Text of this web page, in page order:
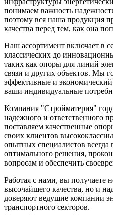
понимаем важность
поэтому вся наша продукция
качества перед тем, как она
Наш ассортимент включает в
классических до
таких как опоры для линий
связи и других объектов. Мы
эффективные и
ваши индивидуальные
Компания "Стройматерия"
надежного и ответственного
поставляем качественные
своих клиентов
опытных специалистов
оптимального решения,
вопросам и обеспечить
Работая с нами, вы получаете
высочайшего качества, но и
доверяют ведущие компании
транспортного секторов.